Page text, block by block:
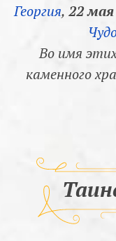
Георгия, 22 мая
Во имя
каменного